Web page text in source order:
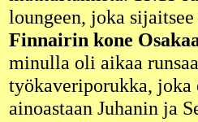
loungeen, joka
Finnairin kone
minulla oli aikaa
työkaveriporukka, joka
ainoastaan Juhanin ja